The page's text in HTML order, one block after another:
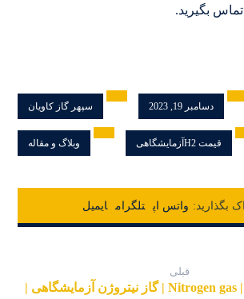
تماس بگیرید.
سپهر گاز کاویان دسامبر 19, 2023
وبلاگ و مقاله قیمت H2آزمایشگاهی
واتس اپ تلگرام ایمیل
قبلی
نیتروژن چیست؟ | Nitrogen gas | گاز نیتروژن آزمایشگاهی |